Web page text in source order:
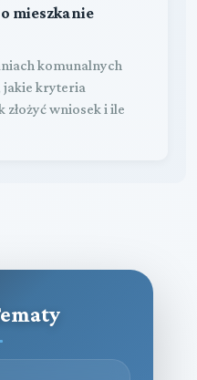
mieszkanie
komunalnych
jakie kryteria
wniosek i ile